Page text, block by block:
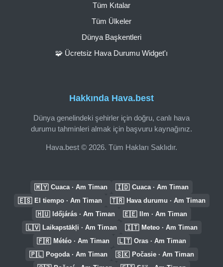
Hakkında Hava.best
Dünya genelindeki şehirler için doğru, canlı hava
durumu tahminleri almak için başvuru kaynağınız.
Hava.best © 2026. Tüm Hakları Saklıdır.
Tüm Kıtalar
Tüm Ülkeler
Dünya Başkentleri
🧩 Ücretsiz Hava Durumu Widget'ı
🇲🇾 Cuaca · Am Timan 🇮🇩 Cuaca · Am Timan
🇪🇸 El tiempo · Am Timan 🇹🇷 Hava durumu · Am Timan
🇭🇺 Időjárás · Am Timan 🇪🇪 Ilm · Am Timan
🇱🇻 Laikapstākļi · Am Timan 🇮🇹 Meteo · Am Timan
🇫🇷 Météo · Am Timan 🇱🇹 Oras · Am Timan
🇵🇱 Pogoda · Am Timan 🇸🇰 Počasie · Am Timan